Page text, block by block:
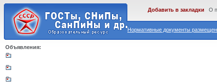
Нормативные документы
Добавить в закладки О
Объявления: